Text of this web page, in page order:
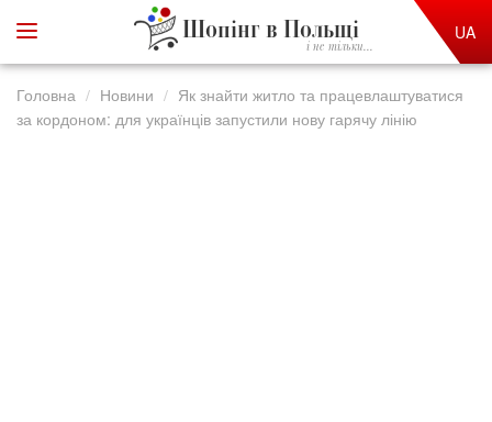
Шопінг в Польщі
і не тільки...
UA
Головна Новини
Як знайти житло та працевлаштуватися
за кордоном: для українців запустили нову гарячу лінію